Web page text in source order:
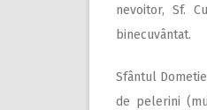
nevoitor, Sf.
binecuvântat.
Sfântul
de pelerini